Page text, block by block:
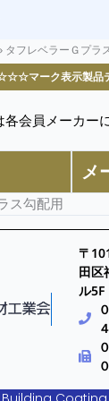
タフレベラーＧプラ
マーク表示製品
会員メーカー
メ
ス勾配用
〒
田区
ル5F